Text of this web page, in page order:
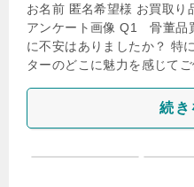
お名前 匿名希望様 お買取り
アンケート画像 Q1 骨董品
に不安はありましたか？
ターのどこに魅力を感じて
続き